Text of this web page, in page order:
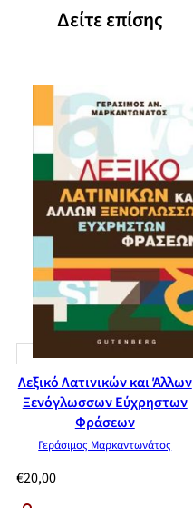
Δείτε επίσης
Λεξικό Λατινικών και Άλλων
Ξενόγλωσσων Εύχρηστων
Φράσεων
Γεράσιμος Μαρκαντωνάτος
€20,00